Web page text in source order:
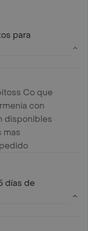
para
Co que
con
disponibles
mas
días de